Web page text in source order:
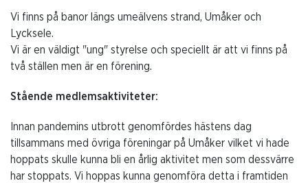
Vi finns på banor längs umeälvens strand, Umåker och
Lycksele.
Vi är en väldigt "ung" styrelse och speciellt är att vi finns på
två ställen men är en förening.
Stående medlemsaktiviteter:
Innan pandemins utbrott genomfördes hästens dag
tillsammans med övriga föreningar på Umåker vilket vi hade
hoppats skulle kunna bli en årlig aktivitet men som dessvärre
har stoppats. Vi hoppas kunna genomföra detta i framtiden